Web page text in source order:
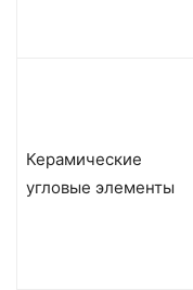
Керамические
угловые элементы